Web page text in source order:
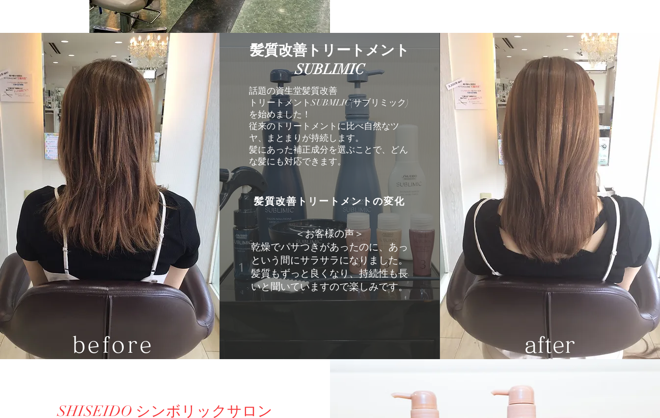
SHISEIDO シンボリックサロン
before
髪質改善トリートメント
SUBLIMIC
話題の資生堂髪質改善
トリートメントSUBMLIC(サブリミック)
を始めました！
従来のトリートメントに比べ自然なツ
ヤ、まとまりが持続します。
​髪にあった補正成分を選ぶことで、どん
な髪にも対応できます。
髪質改善トリートメントの変化
​＜お客様の声＞
​乾燥でパサつきがあったのに、あっ
という間にサラサラになりました。
​髪質もずっと良くなり、持続性も長
いと聞いていますので楽しみです。
after